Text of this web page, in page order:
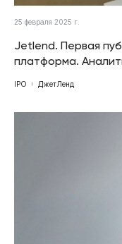
25 февраля 2025 г.
Jetlend. Первая
платформа.
IPO ДжетЛенд